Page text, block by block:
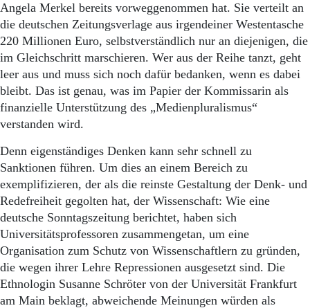
Angela Merkel bereits vorweggenommen hat. Sie verteilt an
die deutschen Zeitungsverlage aus irgendeiner Westentasche
220 Millionen Euro, selbstverständlich nur an diejenigen, die
im Gleichschritt marschieren. Wer aus der Reihe tanzt, geht
leer aus und muss sich noch dafür bedanken, wenn es dabei
bleibt. Das ist genau, was im Papier der Kommissarin als
finanzielle Unterstützung des „Medienpluralismus“
verstanden wird.
Denn eigenständiges Denken kann sehr schnell zu
Sanktionen führen. Um dies an einem Bereich zu
exemplifizieren, der als die reinste Gestaltung der Denk- und
Redefreiheit gegolten hat, der Wissenschaft: Wie eine
deutsche Sonntagszeitung berichtet, haben sich
Universitätsprofessoren zusammengetan, um eine
Organisation zum Schutz von Wissenschaftlern zu gründen,
die wegen ihrer Lehre Repressionen ausgesetzt sind. Die
Ethnologin Susanne Schröter von der Universität Frankfurt
am Main beklagt, abweichende Meinungen würden als